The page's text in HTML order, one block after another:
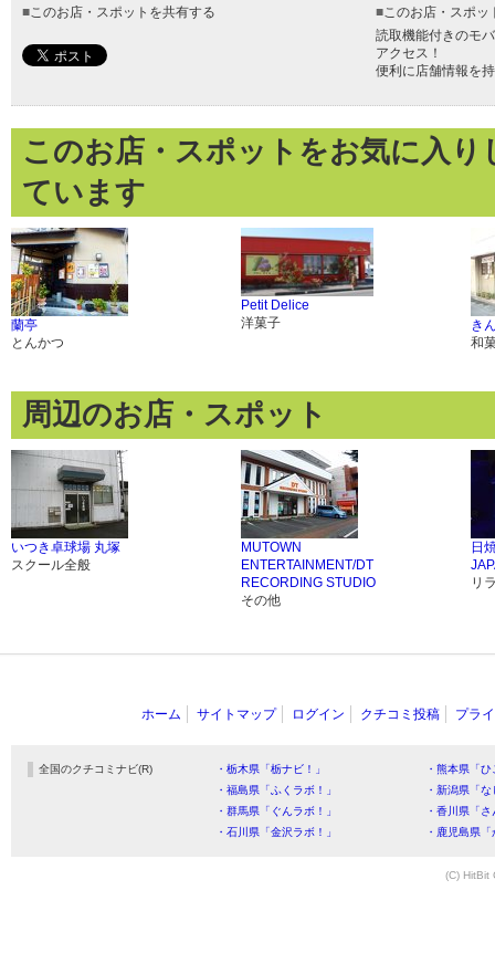
■このお店・スポットを共有する ■このお店・スポッ
読取機能付きのモ
アクセス！
便利に店舗情報を
このお店・スポットをお気に入
ています
蘭亭
とんかつ
Petit Delice
洋菓子
き
和
周辺のお店・スポット
いつき卓球場 丸塚
スクール全般
MUTOWN
ENTERTAINMENT/DT
RECORDING STUDIO
その他
日
リ
ホーム サイトマップ ログイン クチコミ投稿 プラ
全国のクチコミナビ(R) ・栃木県「栃ナビ！」
・熊本県「
・福島県「ふくラボ！」
・新潟県「
・群馬県「ぐんラボ！」
・香川県「
・石川県「金沢ラボ！」
・鹿児島県
(C) HitBit